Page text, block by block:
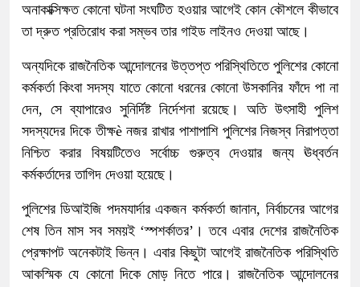
অনাকাক্সিক্ষত কোনো ঘটনা সংঘটিত হওয়ার আগেই কোন কৌশলে কীভাবে
তা দ্রুত প্রতিরোধ করা সম্ভব তার গাইড লাইনও দেওয়া আছে।
অন্যদিকে রাজনৈতিক আন্দোলনের উত্তপ্ত পরিস্থিতিতে পুলিশের কোনো
কর্মকর্তা কিংবা সদস্য যাতে কোনো ধরনের কোনো উসকানির ফাঁদে পা না
দেন, সে ব্যাপারেও সুনির্দিষ্ট নির্দেশনা রয়েছে। অতি উৎসাহী পুলিশ
সদস্যদের দিকে তীক্ষè নজর রাখার পাশাপাশি পুলিশের নিজস্ব নিরাপত্তা
নিশ্চিত করার বিষয়টিতেও সর্বোচ্চ গুরুত্ব দেওয়ার জন্য ঊধ্বর্তন
কর্মকর্তাদের তাগিদ দেওয়া হয়েছে।
পুলিশের ডিআইজি পদমযার্দার একজন কর্মকর্তা জানান, নির্বাচনের আগের
শেষ তিন মাস সব সময়ই ‘স্পশর্কাতর’। তবে এবার দেশের রাজনৈতিক
প্রেক্ষাপট অনেকটাই ভিন্ন। এবার কিছুটা আগেই রাজনৈতিক পরিস্থিতি
আকস্মিক যে কোনো দিকে মোড় নিতে পারে। রাজনৈতিক আন্দোলনের